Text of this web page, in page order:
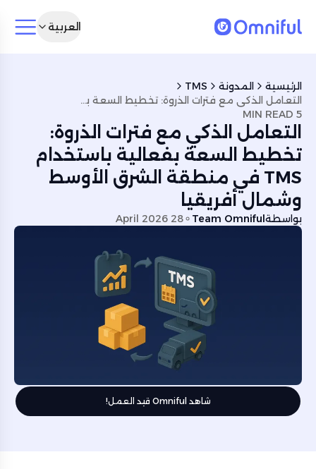
العربية
الرئيسية المدونة
TMS
التعامل الذكي مع فترات الذروة: تخطيط السعة بفعالية باستخدام TMS في منطقة الشرق الأوسط وشمال أفريقيا
5 MIN READ
التعامل الذكي مع فترات الذروة:
تخطيط السعة بفعالية باستخدام
TMS في منطقة الشرق الأوسط
وشمال أفريقيا
بواسطةTeam Omniful
28 April 2026
شاهد Omniful قيد العمل!